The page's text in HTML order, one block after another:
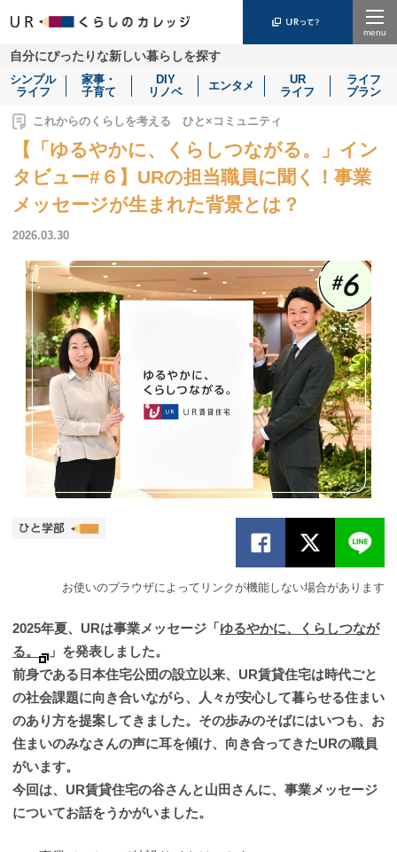
自分にぴったりな新しい暮らしを探す
シンプル
ライフ
家事・
子育て
DIY
リノベ
エンタメ
UR
ライフ
ライフ
プラン
これからのくらしを考える ひと×コミュニティ
【「ゆるやかに、くらしつながる。」イン
タビュー#６】URの担当職員に聞く！事業
メッセージが生まれた背景とは？
2026.03.30
お使いのブラウザによってリンクが機能しない場合があります
2025年夏、URは事業メッセージ「ゆるやかに、くらしつなが
る。
」を発表しました。
前身である日本住宅公団の設立以来、UR賃貸住宅は時代ごと
の社会課題に向き合いながら、人々が安心して暮らせる住まい
のあり方を提案してきました。その歩みのそばにはいつも、お
住まいのみなさんの声に耳を傾け、向き合ってきたURの職員
がいます。
今回は、UR賃貸住宅の谷さんと山田さんに、事業メッセージ
についてお話をうかがいました。